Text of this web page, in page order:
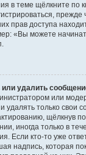
в теме щёлкните по
прежде
прав доступа
«Вы можете
или удалить
или
удалять только свои
щёлкнув по
иногда только в
Если кто-то уже
надпись, которая